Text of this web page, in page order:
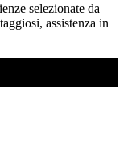
selezionate da
assistenza in